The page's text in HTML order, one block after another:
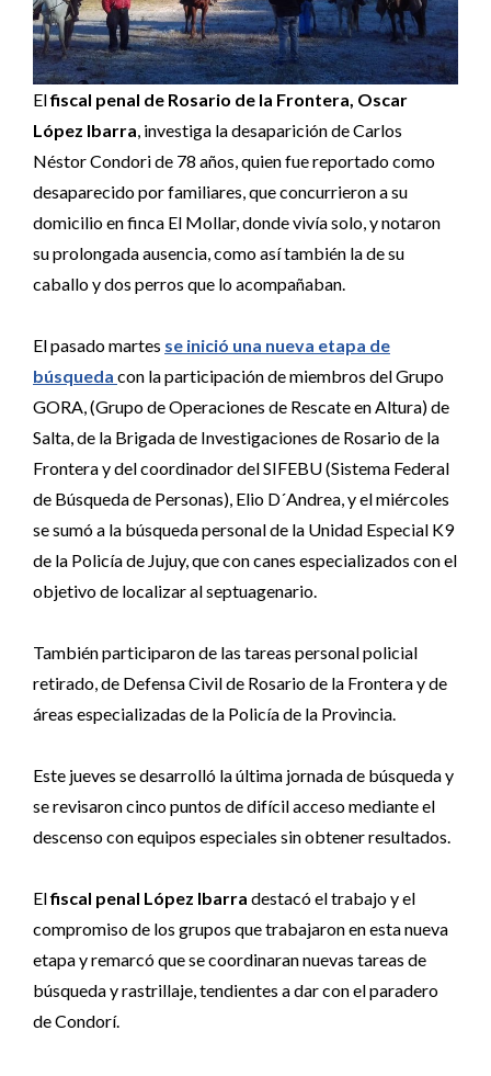
Elfiscal penal de Rosario de la Frontera, Oscar
López Ibarra, investiga la desaparición de Carlos
Néstor Condori de 78 años, quien fue reportado como
desaparecido por familiares, que concurrieron a su
domicilio en finca El Mollar, donde vivía solo, y notaron
su prolongada ausencia, como así también la de su
caballo y dos perros que lo acompañaban.
El pasado martes se inició una nueva etapa de
búsqueda con la participación de miembros del Grupo
GORA, (Grupo de Operaciones de Rescate en Altura) de
Salta, de la Brigada de Investigaciones de Rosario de la
Frontera y del coordinador del SIFEBU (Sistema Federal
de Búsqueda de Personas), Elio D´Andrea, y el miércoles
se sumó a la búsqueda personal de la Unidad Especial K9
de la Policía de Jujuy, que con canes especializados con el
objetivo de localizar al septuagenario.
También participaron de las tareas personal policial
retirado, de Defensa Civil de Rosario de la Frontera y de
áreas especializadas de la Policía de la Provincia.
Este jueves se desarrolló la última jornada de búsqueda y
se revisaron cinco puntos de difícil acceso mediante el
descenso con equipos especiales sin obtener resultados.
Elfiscal penal López Ibarra destacó el trabajo y el
compromiso de los grupos que trabajaron en esta nueva
etapa y remarcó que se coordinaran nuevas tareas de
búsqueda y rastrillaje, tendientes a dar con el paradero
de Condorí.